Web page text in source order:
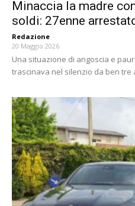
Minaccia la madre
soldi: 27enne
Redazione -
20 Maggio 2026
Una situazione di angoscia e
trascinava nel silenzio da ben tre